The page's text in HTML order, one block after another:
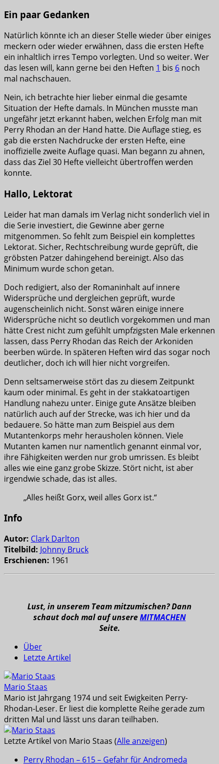
Ein paar Gedanken
Natürlich könnte ich an dieser Stelle wieder über einiges
meckern oder wieder erwähnen, dass die ersten Hefte
ein inhaltlich irres Tempo vorlegten. Und so weiter. Wer
das lesen will, kann gerne bei den Heften 1 bis 6 noch
mal nachschauen.
Nein, ich betrachte hier lieber einmal die gesamte
Situation der Hefte damals. In München musste man
ungefähr jetzt erkannt haben, welchen Erfolg man mit
Perry Rhodan an der Hand hatte. Die Auflage stieg, es
gab die ersten Nachdrucke der ersten Hefte, eine
inoffizielle zweite Auflage quasi. Man begann zu ahnen,
dass das Ziel 30 Hefte vielleicht übertroffen werden
konnte.
Hallo, Lektorat
Leider hat man damals im Verlag nicht sonderlich viel in
die Serie investiert, die Gewinne aber gerne
mitgenommen. So fehlt zum Beispiel ein komplettes
Lektorat. Sicher, Rechtschreibung wurde geprüft, die
gröbsten Patzer dahingehend bereinigt. Also das
Minimum wurde schon getan.
Doch redigiert, also der Romaninhalt auf innere
Widersprüche und dergleichen geprüft, wurde
augenscheinlich nicht. Sonst wären einige innere
Widersprüche nicht so deutlich vorgekommen und man
hätte Crest nicht zum gefühlt umpfzigsten Male erkennen
lassen, dass Perry Rhodan das Reich der Arkoniden
beerben würde. In späteren Heften wird das sogar noch
deutlicher, doch ich will hier nicht vorgreifen.
Denn seltsamerweise stört das zu diesem Zeitpunkt
kaum oder minimal. Es geht in der stakkatoartigen
Handlung nahezu unter. Einige gute Ansätze bleiben
natürlich auch auf der Strecke, was ich hier und da
bedauere. So hätte man zum Beispiel aus dem
Mutantenkorps mehr herausholen können. Viele
Mutanten kamen nur namentlich genannt einmal vor,
ihre Fähigkeiten werden nur grob umrissen. Es bleibt
alles wie eine ganz grobe Skizze. Stört nicht, ist aber
irgendwie schade, das ist alles.
„Alles heißt Gorx, weil alles Gorx ist.“
Info
Autor: Clark Darlton
Titelbild: Johnny Bruck
Erschienen: 1961
Lust, in unserem Team mitzumischen? Dann
schaut doch mal auf unsereMITMACHEN
Seite.
Über
Letzte Artikel
Mario Staas
Mario ist Jahrgang 1974 und seit Ewigkeiten Perry-
Rhodan-Leser. Er liest die komplette Reihe gerade zum
dritten Mal und lässt uns daran teilhaben.
Letzte Artikel von Mario Staas (Alle anzeigen)
Perry Rhodan – 615 – Gefahr für Andromeda